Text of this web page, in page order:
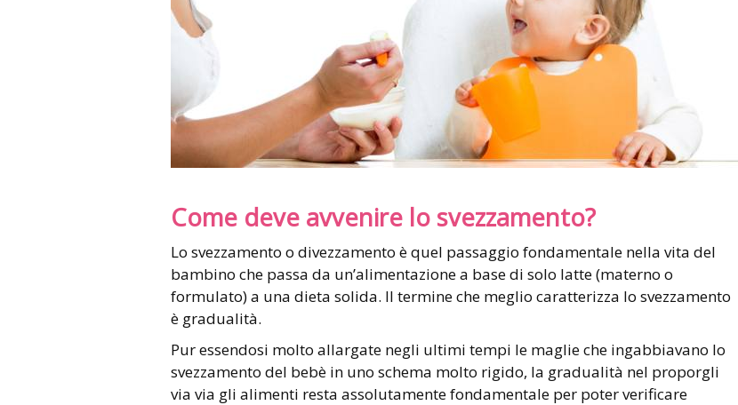
Come deve avvenire lo svezzamento?
Lo svezzamento o divezzamento è quel passaggio fondamentale nella vita del
bambino che passa da un’alimentazione a base di solo latte (materno o
formulato) a una dieta solida. Il termine che meglio caratterizza lo svezzamento
è gradualità.
Pur essendosi molto allargate negli ultimi tempi le maglie che ingabbiavano lo
svezzamento del bebè in uno schema molto rigido, la gradualità nel proporgli
via via gli alimenti resta assolutamente fondamentale per poter verificare